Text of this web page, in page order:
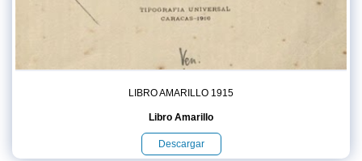
LIBRO AMARILLO 1915
Libro Amarillo
Descargar